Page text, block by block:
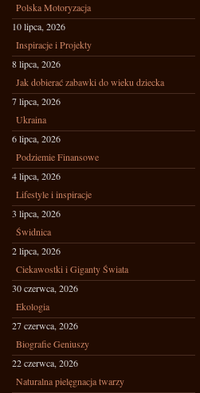
Polska Motoryzacja
10 lipca, 2026
Inspiracje i Projekty
8 lipca, 2026
Jak dobierać zabawki do wieku dziecka
7 lipca, 2026
Ukraina
6 lipca, 2026
Podziemie Finansowe
4 lipca, 2026
Lifestyle i inspiracje
3 lipca, 2026
Świdnica
2 lipca, 2026
Ciekawostki i Giganty Świata
30 czerwca, 2026
Ekologia
27 czerwca, 2026
Biografie Geniuszy
22 czerwca, 2026
Naturalna pielęgnacja twarzy